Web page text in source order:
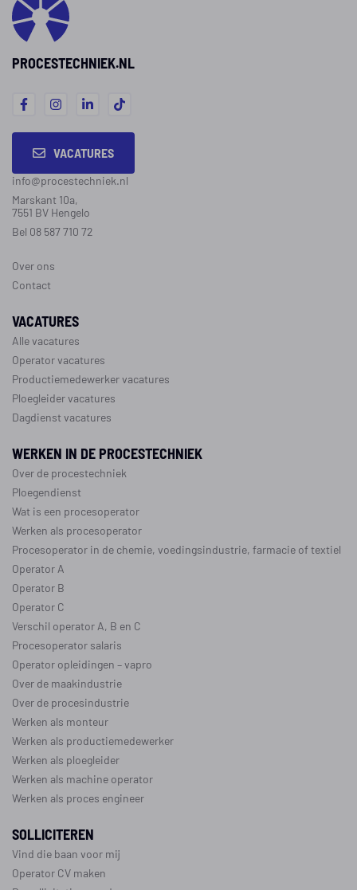
PROCESTECHNIEK.NL
VACATURES
info@procestechniek.nl
Marskant 10a,
7551 BV Hengelo
Bel 08 587 710 72
Over ons
Contact
VACATURES
Alle vacatures
Operator vacatures
Productiemedewerker vacatures
Ploegleider vacatures
Dagdienst vacatures
WERKEN IN DE PROCESTECHNIEK
Over de procestechniek
Ploegendienst
Wat is een procesoperator
Werken als procesoperator
Procesoperator in de chemie voedingsindustrie farmacie oftextiel
Operator A
Operator B
Operator C
Verschil operator A, B en C
Procesoperator salaris
Operator opleidingen –vapro
Over de maakindustrie
Over de procesindustrie
Werken als monteur
Werken als productiemedewerker
Werken als ploegleider
Werken als machine operator
Werken als proces engineer
SOLLICITEREN
Vind die baan voor mij
Operator CV maken